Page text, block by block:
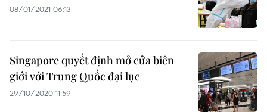
08/01/2021 06:13
Singapore quyết định mở cửa biên
giới với Trung Quốc đại lục
29/10/2020 11:59